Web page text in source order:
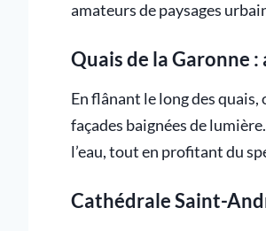
amateurs de paysages
Quais de la Garonne
En flânant le long des
façades baignées de
l’eau, tout en profitant du
Cathédrale Saint-